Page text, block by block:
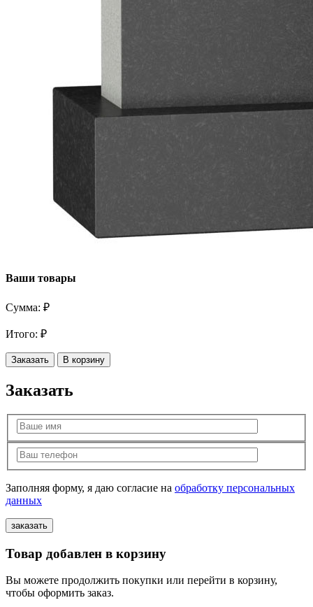
Ваши товары
Сумма: ₽
Итого: ₽
Заказать В корзину
Заказать
Заполняя форму, я даю согласие на обработку персональных
данных
Товар добавлен в корзину
Вы можете продолжить покупки или перейти в корзину,
чтобы оформить заказ.